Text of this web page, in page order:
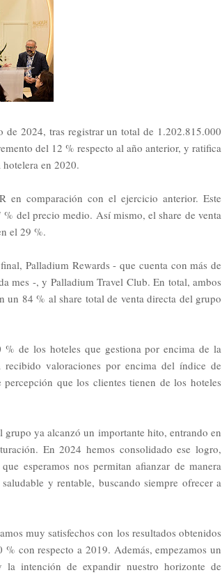
de 2024, tras registrar un total de 1.202.815.000
del 12 % respecto al año anterior, y ratifica
en 2020.
comparación con el ejercicio anterior. Este
del precio medio. Así mismo, el share de venta
el 29 %.
Palladium Rewards - que cuenta con más de
mes -, y Palladium Travel Club. En total, ambos
un 84 % al share total de venta directa del grupo
de los hoteles que gestiona por encima de la
valoraciones por encima del índice de
que los clientes tienen de los hoteles
ya alcanzó un importante hito, entrando en
En 2024 hemos consolidado ese logro,
esperamos nos permitan afianzar de manera
y rentable, buscando siempre ofrecer a
muy satisfechos con los resultados obtenidos
con respecto a 2019. Además, empezamos un
la intención de expandir nuestro horizonte de